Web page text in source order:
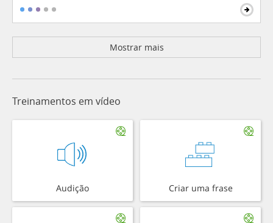
Mostrar mais
Treinamentos em vídeo
Audição Criar uma frase